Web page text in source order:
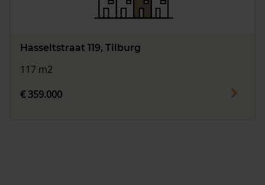
Hasseltstraat 119, Tilburg
117 m2
€ 359.000